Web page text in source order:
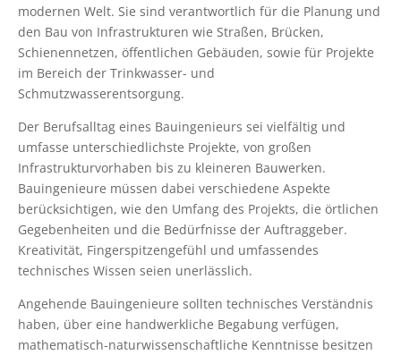
modernen Welt. Sie sind verantwortlich für die Planung und
den Bau von Infrastrukturen wie Straßen, Brücken,
Schienennetzen, öffentlichen Gebäuden, sowie für Projekte
im Bereich der Trinkwasser- und
Schmutzwasserentsorgung.
Der Berufsalltag eines Bauingenieurs sei vielfältig und
umfasse unterschiedlichste Projekte, von großen
Infrastrukturvorhaben bis zu kleineren Bauwerken.
Bauingenieure müssen dabei verschiedene Aspekte
berücksichtigen, wie den Umfang des Projekts, die örtlichen
Gegebenheiten und die Bedürfnisse der Auftraggeber.
Kreativität, Fingerspitzengefühl und umfassendes
technisches Wissen seien unerlässlich.
Angehende Bauingenieure sollten technisches Verständnis
haben, über eine handwerkliche Begabung verfügen,
mathematisch-naturwissenschaftliche Kenntnisse besitzen